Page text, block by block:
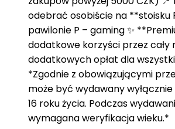
odebrać osobiście na **stoisku
pawilonie P – gaming ✨
dodatkowe korzyści przez cały
dodatkowych opłat dla
*Zgodnie z obowiązującymi
może być wydawany
16 roku życia. Podczas
wymagana weryfikacja wieku.*